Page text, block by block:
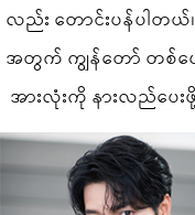
လည်း တောင်းပန်ပါတယ်
အတွက် ကျွန်တော် တစ်ယ
အားလုံးကို နားလည်ပေး